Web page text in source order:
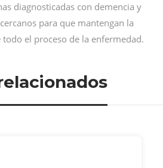
diagnosticadas con demencia y
para que mantengan la
el proceso de la enfermedad.